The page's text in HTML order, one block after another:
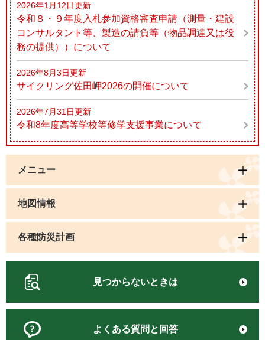
2026年1月12日更新
令和８・９年度入札参加資格審査申請（測量・建設
コンサルタント等、製造の請負等（物品調達又は役
務の提供））について
2026年8月3日更新
サイクリング佐田岬2026の開催について
2026年7月31日更新
令和8年度高等学校等修学支援事業について
メニュー
地図情報
各種防災計画
見つからないときは
よくある質問と回答